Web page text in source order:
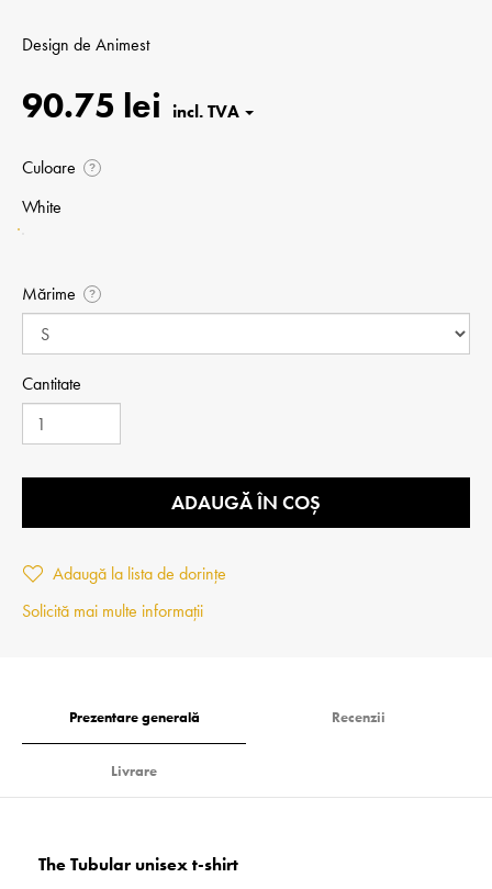
Design de Animest
90.75 lei
Culoare ?
White
Mărime ?
Cantitate
ADAUGĂ ÎN COȘ
Adaugă la lista de dorințe
Solicită mai multe informații
Prezentare generală Recenzii
Livrare
The Tubular unisex t-shirt